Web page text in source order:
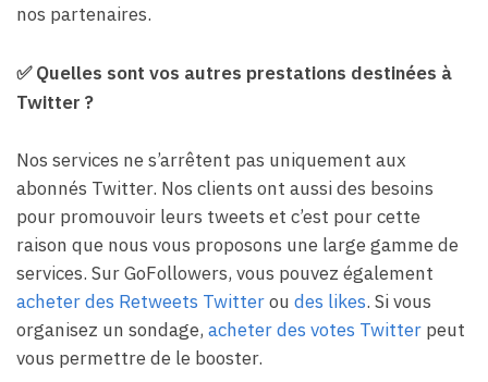
nos partenaires.
✅Quelles sont vos autres prestations destinées à
Twitter ?
Nos services ne s’arrêtent pas uniquement aux
abonnés Twitter. Nos clients ont aussi des besoins
pour promouvoir leurs tweets et c’est pour cette
raison que nous vous proposons une large gamme de
services. Sur GoFollowers, vous pouvez également
acheter des Retweets Twitterou des likes. Si vous
organisez un sondage, acheter des votes Twitter peut
vous permettre de le booster.